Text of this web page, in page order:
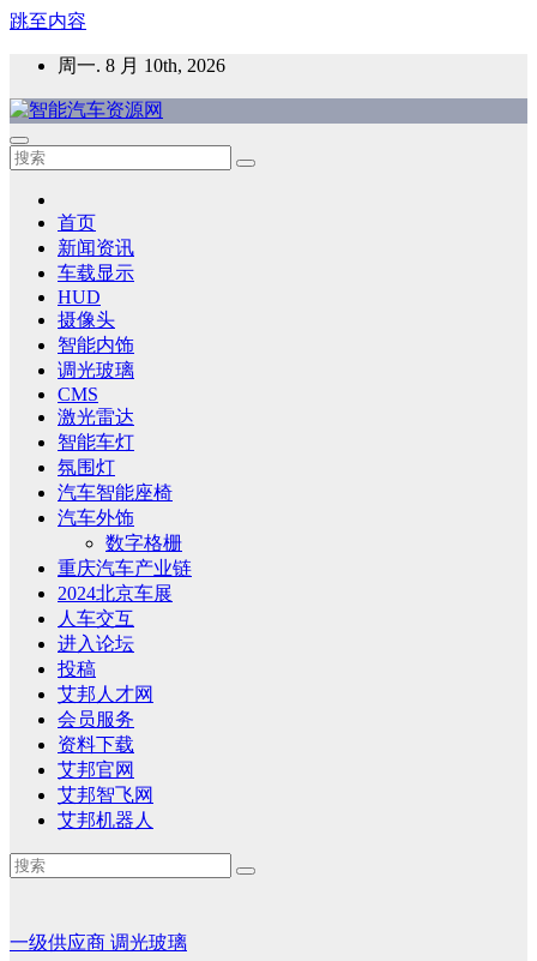
跳至内容
周一. 8 月 10th, 2026
智能汽车资源网
智能表面，智能内饰，新能源汽车，HMI，人车交互，智能车
首页
新闻资讯
车载显示
HUD
摄像头
智能内饰
调光玻璃
CMS
激光雷达
智能车灯
氛围灯
汽车智能座椅
汽车外饰
数字格栅
重庆汽车产业链
2024北京车展
人车交互
进入论坛
投稿
艾邦人才网
会员服务
资料下载
艾邦官网
艾邦智飞网
艾邦机器人
一级供应商 调光玻璃